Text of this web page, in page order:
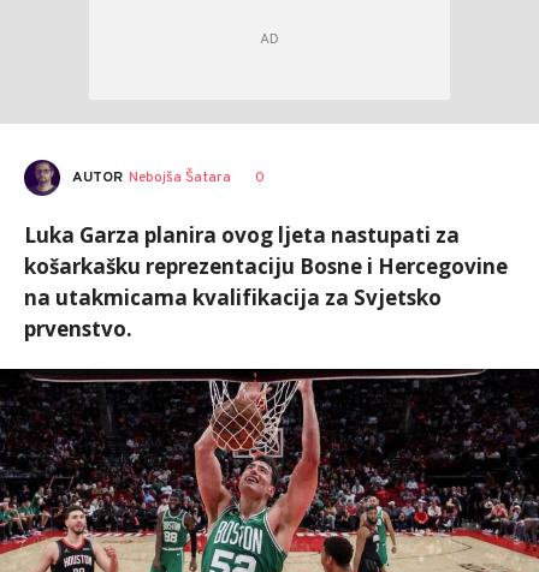
AUTOR Nebojša Šatara 0
Luka Garza planira ovog ljeta nastupati za
košarkašku reprezentaciju Bosne i Hercegovine
na utakmicama kvalifikacija za Svjetsko
prvenstvo.